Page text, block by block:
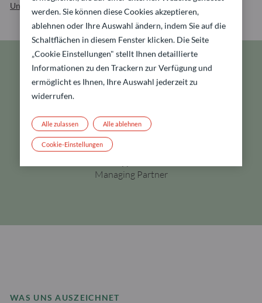
Unsere Broschüre herunterladen
Mit dem Ziel, eine Welt zu
schaffen, in der jeder Tag
neue Möglichkeiten bietet.
Managing Partner
WAS UNS AUSZEICHNET
werden. Sie können diese Cookies akzeptieren,
ablehnen oder Ihre Auswahl ändern, indem Sie auf die
Schaltflächen in diesem Fenster klicken. Die Seite
„Cookie Einstellungen" stellt Ihnen detaillierte
Informationen zu den Trackern zur Verfügung und
ermöglicht es Ihnen, Ihre Auswahl jederzeit zu
widerrufen.
Alle ablehnen
Alle zulassen
Cookie-Einstellungen